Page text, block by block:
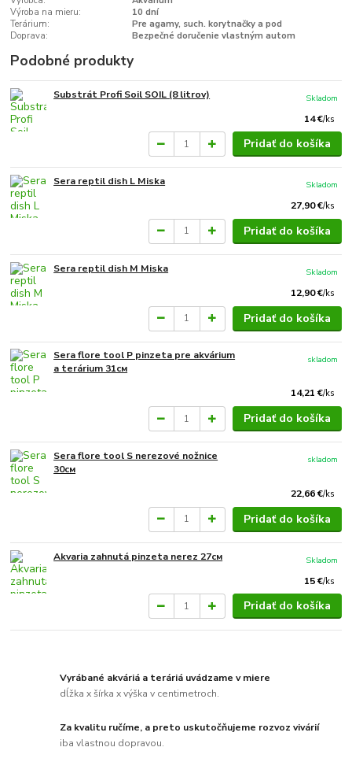
Výroba na mieru:
10 dní
Terárium:
Pre agamy, such. korytnačky a pod
Doprava:
Bezpečné doručenie vlastným autom
Podobné produkty
Substrát Profi Soil SOIL (8 litrov)
14 €/ks
Skladom
Pridať do košíka
Sera reptil dish L Miska
27,90 €/ks
Skladom
Pridať do košíka
Sera reptil dish M Miska
12,90 €/ks
Skladom
Pridať do košíka
Sera flore tool P pinzeta pre akvárium
a terárium 31см
14,21 €/ks
skladom
Pridať do košíka
Sera flore tool S nerezové nožnice
30см
22,66 €/ks
skladom
Pridať do košíka
Akvaria zahnutá pinzeta nerez 27см
15 €/ks
Skladom
Pridať do košíka
Vyrábané akváriá a teráriá uvádzame v miere
dĺžka x šírka x výška v centimetroch.
Za kvalitu ručíme, a preto uskutočňujeme rozvoz vivárií
iba vlastnou dopravou.